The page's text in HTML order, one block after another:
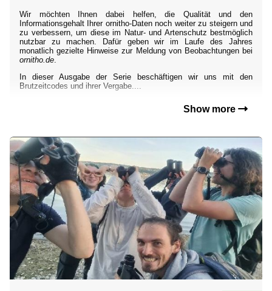
Wir möchten Ihnen dabei helfen, die Qualität und den
Informationsgehalt Ihrer ornitho-Daten noch weiter zu steigern und
zu verbessern, um diese im Natur- und Artenschutz bestmöglich
nutzbar zu machen. Dafür geben wir im Laufe des Jahres
monatlich gezielte Hinweise zur Meldung von Beobachtungen bei
ornitho.de.
In dieser Ausgabe der Serie beschäftigen wir uns mit den
Brutzeitcodes und ihrer Vergabe....
Show more